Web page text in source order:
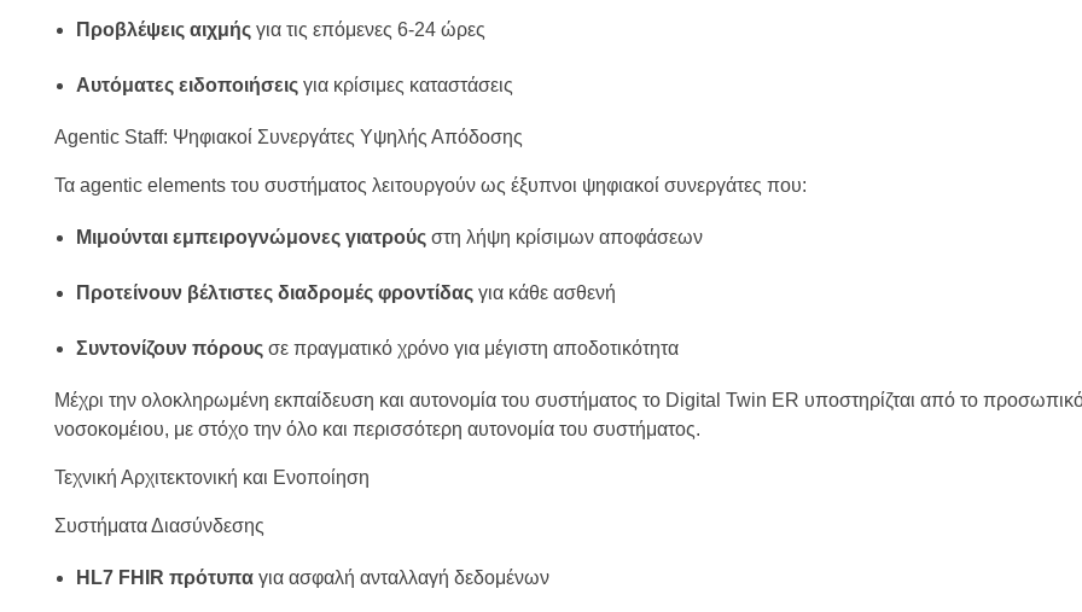
Προβλέψεις αιχμήςγια τις επόμενες 6-24 ώρες
Αυτόματες ειδοποιήσειςγια κρίσιμες καταστάσεις
Αgentic Staff: Ψηφιακοί Συνεργάτες Υψηλής Απόδοσης
Τα agentic elements του συστήματος λειτουργούν ως έξυπνοι ψηφιακοί συνεργάτες που:
Μιμούνται εμπειρογνώμονες γιατρούςστη λήψη κρίσιμων αποφάσεων
Προτείνουν βέλτιστες διαδρομές φροντίδαςγια κάθε ασθενή
Συντονίζουν πόρουςσε πραγματικό χρόνο για μέγιστη αποδοτικότητα
Μέχρι την ολοκληρωμένη εκπαίδευση και αυτονομία του συστήματος το Digital Twin ER υποστηρίζται από το
νοσοκομέιου, με στόχο την όλο και περισσότερη αυτονομία του συστήματος.
Τεχνική Αρχιτεκτονική και Ενοποίηση
Συστήματα Διασύνδεσης
HL7 FHIR πρότυπαγια ασφαλή ανταλλαγή δεδομένων